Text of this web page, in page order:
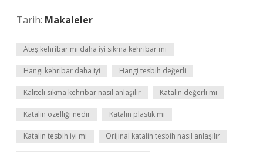
Tarih: Makaleler
Ateş kehribar mı daha iyi sıkma kehribar mı
Hangi kehribar daha iyi Hangi tesbih değerli
Kaliteli sıkma kehribar nasıl anlaşılır Katalin değerli mi
Katalin özelliği nedir Katalin plastik mi
Katalin tesbih iyi mi Orijinal katalin tesbih nasıl anlaşılır